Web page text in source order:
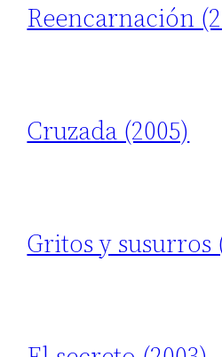
Reencarnación
Cruzada (2005)
Gritos y susurros